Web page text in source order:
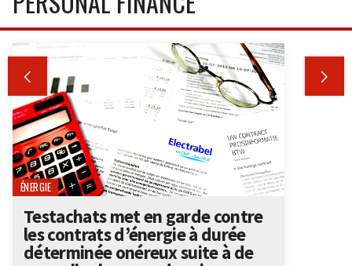
 
ÉNERGIE
Testachats met en garde contre
les contrats d’énergie à durée
déterminée onéreux suite à de